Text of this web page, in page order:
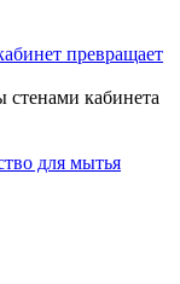
превращает
кабинета
для мытья